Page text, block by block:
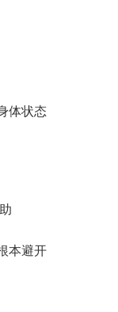
体状态
本避开